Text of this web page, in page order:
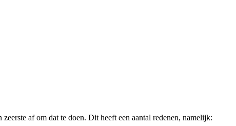
af om dat te doen. Dit heeft een aantal redenen, namelijk: